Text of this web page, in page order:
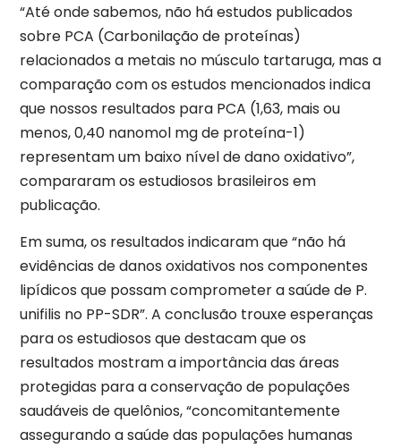
“Até onde sabemos, não há estudos publicados
sobre PCA (Carbonilação de proteínas)
relacionados a metais no músculo tartaruga, mas a
comparação com os estudos mencionados indica
que nossos resultados para PCA (1,63, mais ou
menos, 0,40 nanomol mg de proteína-1)
representam um baixo nível de dano oxidativo”,
compararam os estudiosos brasileiros em
publicação.
Em suma, os resultados indicaram que “não há
evidências de danos oxidativos nos componentes
lipídicos que possam comprometer a saúde de P.
unifilis no PP-SDR”. A conclusão trouxe esperanças
para os estudiosos que destacam que os
resultados mostram a importância das áreas
protegidas para a conservação de populações
saudáveis de quelônios, “concomitantemente
assegurando a saúde das populações humanas